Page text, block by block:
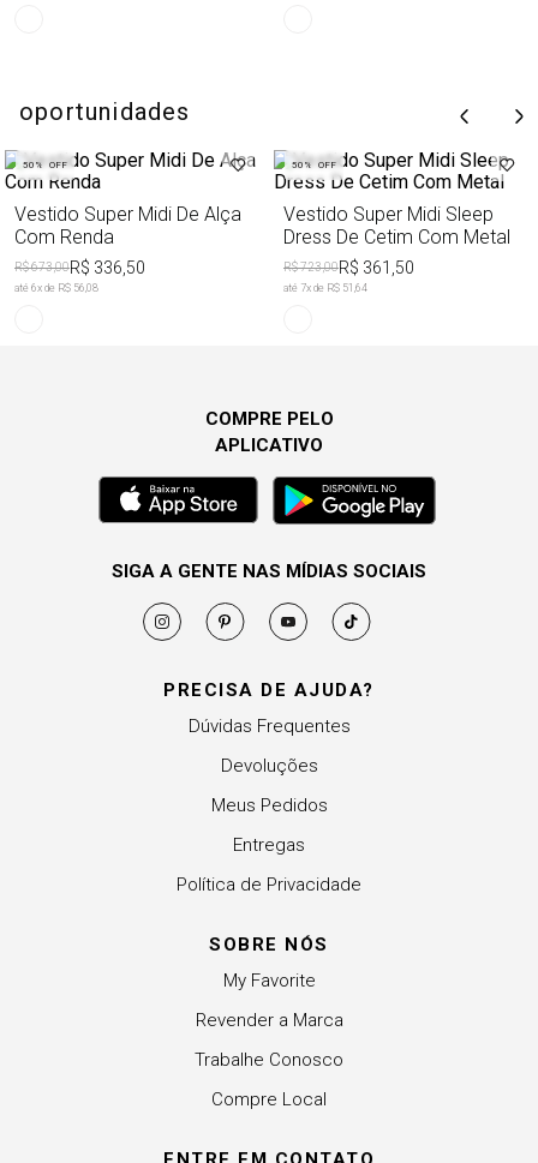
oportunidades
50% OFF
Vestido Super Midi De Alça
Com Renda
R$ 673,00R$ 336,50
até 6x de R$ 56,08
50% OFF
Vestido Super Midi Sleep
Dress De Cetim Com Metal
R$ 723,00R$ 361,50
até 7x de R$ 51,64
PRECISA DE AJUDA?
Dúvidas Frequentes
Devoluções
Meus Pedidos
Entregas
Política de Privacidade
SOBRE NÓS
My Favorite
Revender a Marca
Trabalhe Conosco
Compre Local
COMPRE PELO
APLICATIVO
SIGA A GENTE NAS MÍDIAS SOCIAIS